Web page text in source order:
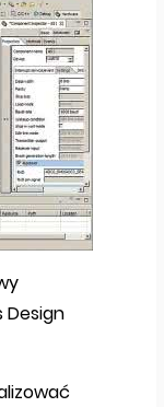
Design